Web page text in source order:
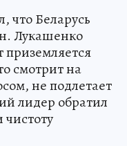
что Беларусь
Лукашенко
приземляется
смотрит на
не подлетает
лидер обратил